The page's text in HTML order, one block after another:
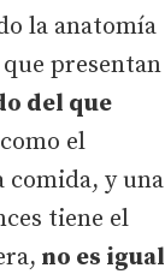
la anatomía
presentan
del que
el
comida, y una
tiene el
no es igual